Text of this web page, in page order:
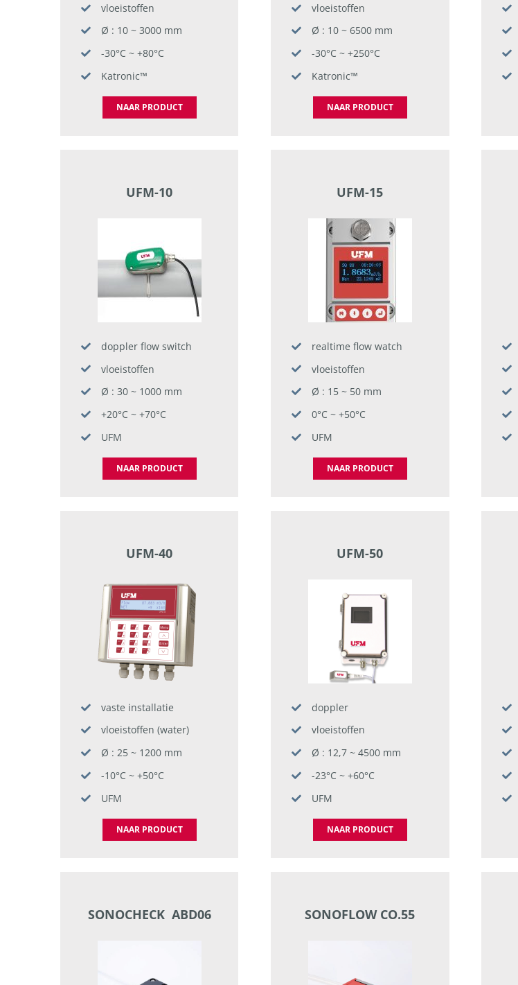
vloeistoffen
Ø : 10 ~ 3000 mm
-30°C ~ +80°C
Katronic™
NAAR PRODUCT
vloeistoffen
Ø : 10 ~ 6500 mm
-30°C ~ +250°C
Katronic™
NAAR PRODUCT
UFM-10
doppler flow switch
vloeistoffen
Ø : 30 ~ 1000 mm
+20°C ~ +70°C
UFM
NAAR PRODUCT
UFM-15
realtime flow watch
vloeistoffen
Ø : 15 ~ 50 mm
0°C ~ +50°C
UFM
NAAR PRODUCT
UFM-40
vaste installatie
vloeistoffen (water)
Ø : 25 ~ 1200 mm
-10°C ~ +50°C
UFM
NAAR PRODUCT
UFM-50
doppler
vloeistoffen
Ø : 12,7 ~ 4500 mm
-23°C ~ +60°C
UFM
NAAR PRODUCT
SONOCHECK ABD06 SONOFLOW CO.55